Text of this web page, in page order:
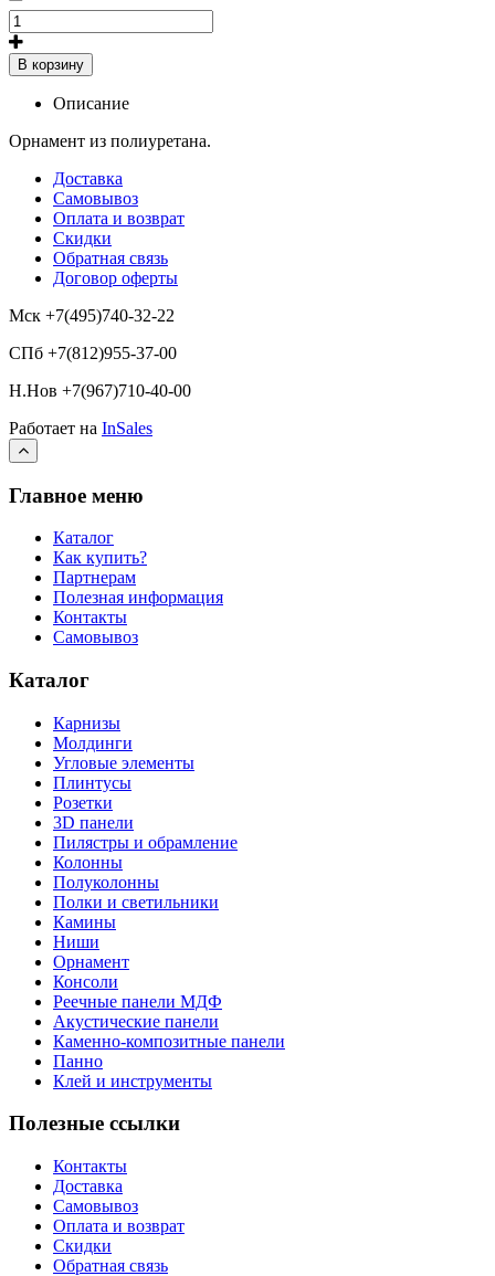
В корзину
Описание
Орнамент из полиуретана.
Доставка
Самовывоз
Оплата и возврат
Скидки
Обратная связь
Договор оферты
Мск +7(495)740-32-22
СПб +7(812)955-37-00
Н.Нов +7(967)710-40-00
Работает на InSales
Главное меню
Каталог
Как купить?
Партнерам
Полезная информация
Контакты
Самовывоз
Каталог
Карнизы
Молдинги
Угловые элементы
Плинтусы
Розетки
3D панели
Пилястры и обрамление
Колонны
Полуколонны
Полки и светильники
Камины
Ниши
Орнамент
Консоли
Реечные панели МДФ
Акустические панели
Каменно-композитные панели
Панно
Клей и инструменты
Полезные ссылки
Контакты
Доставка
Самовывоз
Оплата и возврат
Скидки
Обратная связь